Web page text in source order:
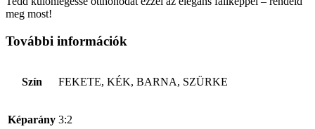
meg most!
További információk
Szín FEKETE, KÉK, BARNA, SZÜRKE
Képarány 3:2